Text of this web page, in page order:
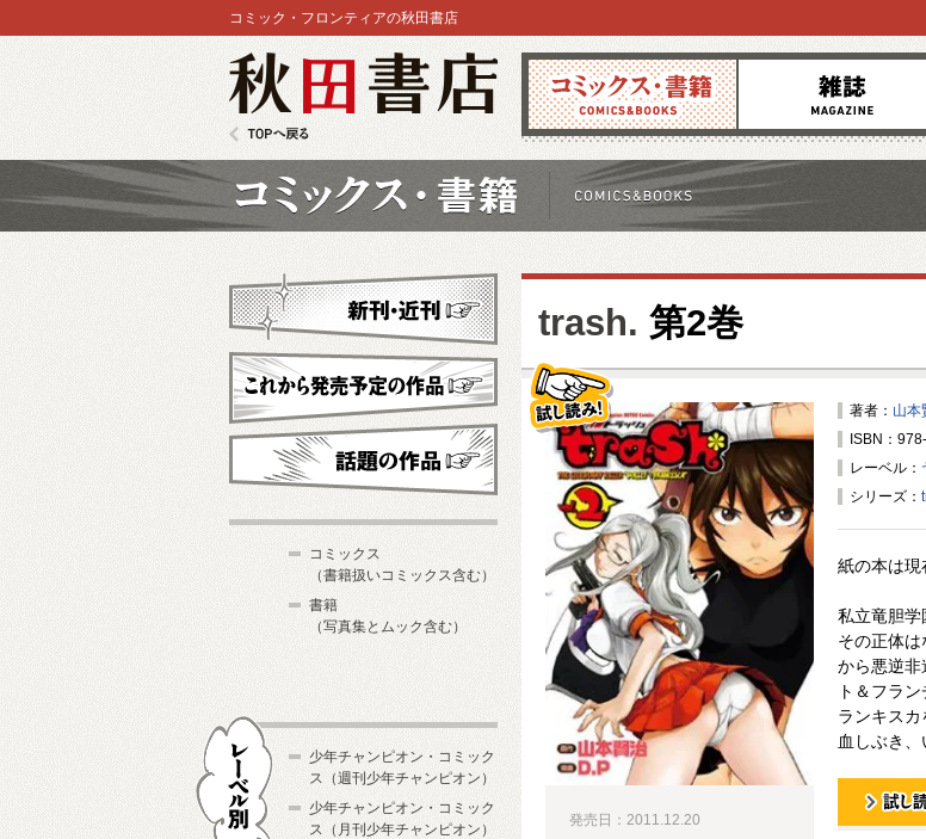
コミックス 雑誌
コミック・フロンティアの秋田書店
trash. 第2巻
著者： 山本
ISBN：
レーベル：
シリーズ：
紙の本は現
私立竜胆
その正体
から悪逆非
ト＆フラ
ランキス
血しぶき
試し読み！
発売日：2011.12.20
新刊・近刊
これから発売予定
コミックス
（書籍扱いコミックス含む）
書籍
（写真集とムック含む）
少年チャンピオン・コミック
ス（週刊少年チャンピオン）
少年チャンピオン・コミック
ス（月刊少年チャンピオン）